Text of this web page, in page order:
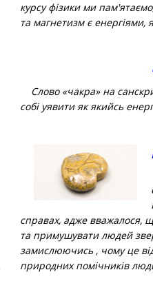
курсу фізики ми
та магнетизм є енергіями,
Слово «чакра» на
собі уявити як якийсь
справах, адже вважалося,
та примушувати людей
замислюючись , чому це
природних помічників